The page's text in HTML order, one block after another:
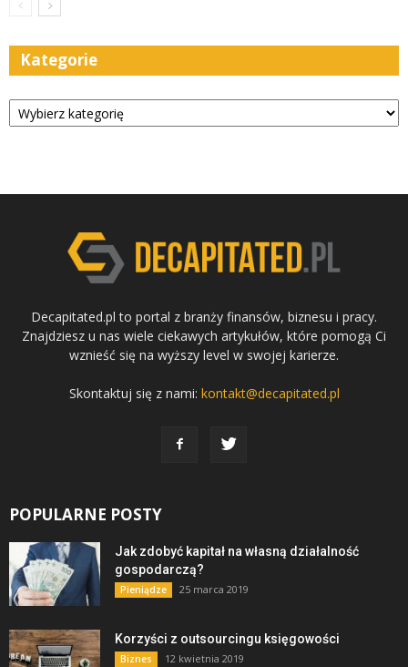
Kategorie
Kategorie
Decapitated.pl to portal z branży finansów, biznesu i pracy.
Znajdziesz u nas wiele ciekawych artykułów, które pomogą Ci
wznieść się na wyższy level w swojej karierze.
Skontaktuj się z nami: kontakt@decapitated.pl
POPULARNE POSTY
Jak zdobyć kapitał na własną działalność
gospodarczą?
Pieniądze 25 marca 2019
Korzyści z outsourcingu księgowości
Biznes 12 kwietnia 2019